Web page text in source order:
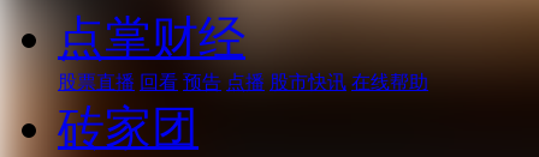
点掌财经
股票直播 回看 预告 点播 股市快讯 在线帮助
砖家团